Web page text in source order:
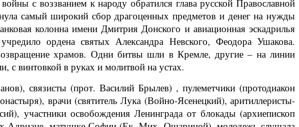
с воззванием к народу обратился глава русской Православной
самый широкий сбор драгоценных предметов и денег на нужды
колонна имени Дмитрия Донского и авиационная эскадрилья
ордена святых Александра Невского, Феодора Ушакова.
храмов. Одни битвы шли в Кремле, другие – на линии
с винтовкой в руках и молитвой на устах.
связисты (прот. Василий Брылев) , пулеметчики (протодиакон
врачи (святитель Лука (Войно-Ясенецкий), аритиллеристы-
участники освобождения Ленинграда от блокады (архиепископ